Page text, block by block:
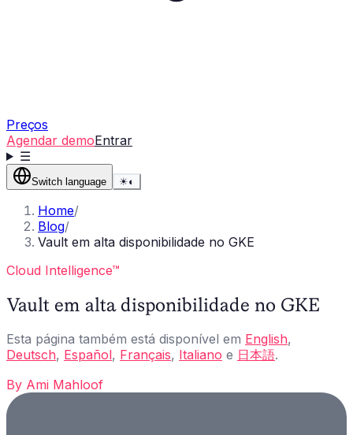
Preços
Agendar demoEntrar
☰
Switch language ☀◐
Home/
Blog/
Vault em alta disponibilidade no GKE
Cloud Intelligence™
Vault em alta disponibilidade no GKE
Esta página também está disponível em English,
Deutsch, Español, Français, Italiano e 日本語.
By Ami Mahloof